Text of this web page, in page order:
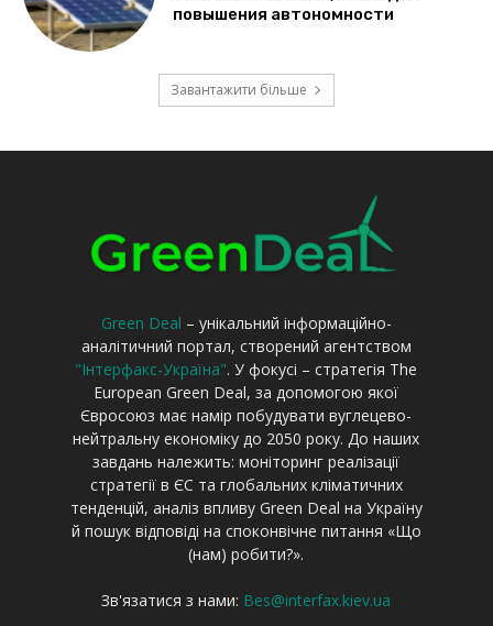
Green Deal – унікальний інформаційно-
аналітичний портал, створений агентством
"Інтерфакс-Україна". У фокусі – стратегія The
European Green Deal, за допомогою якої
Євросоюз має намір побудувати вуглецево-
нейтральну економіку до 2050 року. До наших
завдань належить: моніторинг реалізації
стратегії в ЄС та глобальних кліматичних
тенденцій, аналіз впливу Green Deal на Україну
й пошук відповіді на споконвічне питання «Що
(нам) робити?».
Зв'язатися з нами: Bes@interfax.kiev.ua